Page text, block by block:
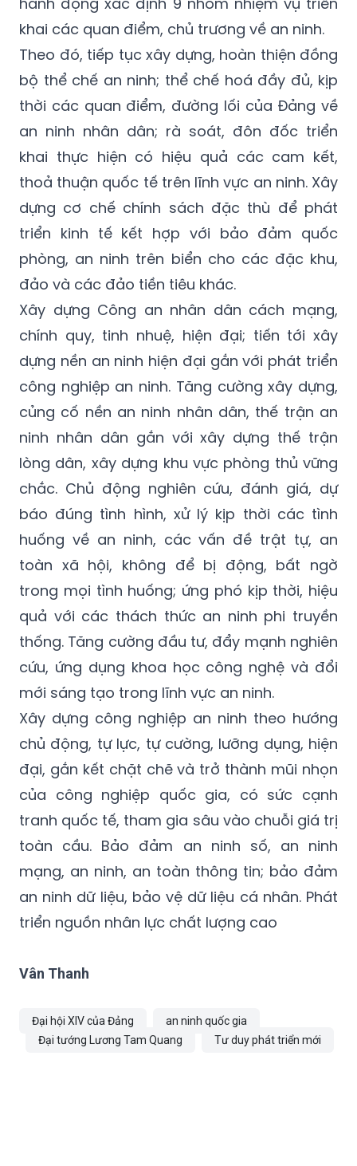
khai các quan điểm, chủ trương về an ninh.
Theo đó, tiếp tục xây dựng, hoàn thiện đồng
bộ thể chế an ninh; thể chế hoá đầy đủ, kịp
thời các quan điểm, đường lối của Đảng về
an ninh nhân dân; rà soát, đôn đốc triển
khai thực hiện có hiệu quả các cam kết,
thoả thuận quốc tế trên lĩnh vực an ninh. Xây
dựng cơ chế chính sách đặc thù để phát
triển kinh tế kết hợp với bảo đảm quốc
phòng, an ninh trên biển cho các đặc khu,
đảo và các đảo tiền tiêu khác.
Xây dựng Công an nhân dân cách mạng,
chính quy, tinh nhuệ, hiện đại; tiến tới xây
dựng nền an ninh hiện đại gắn với phát triển
công nghiệp an ninh. Tăng cường xây dựng,
củng cố nền an ninh nhân dân, thế trận an
ninh nhân dân gắn với xây dựng thế trận
lòng dân, xây dựng khu vực phòng thủ vững
chắc. Chủ động nghiên cứu, đánh giá, dự
báo đúng tình hình, xử lý kịp thời các tình
huống về an ninh, các vấn đề trật tự, an
toàn xã hội, không để bị động, bất ngờ
trong mọi tình huống; ứng phó kịp thời, hiệu
quả với các thách thức an ninh phi truyền
thống. Tăng cường đầu tư, đẩy mạnh nghiên
cứu, ứng dụng khoa học công nghệ và đổi
mới sáng tạo trong lĩnh vực an ninh.
Xây dựng công nghiệp an ninh theo hướng
chủ động, tự lực, tự cường, lưỡng dụng, hiện
đại, gắn kết chặt chẽ và trở thành mũi nhọn
của công nghiệp quốc gia, có sức cạnh
tranh quốc tế, tham gia sâu vào chuỗi giá trị
toàn cầu. Bảo đảm an ninh số, an ninh
mạng, an ninh, an toàn thông tin; bảo đảm
an ninh dữ liệu, bảo vệ dữ liệu cá nhân. Phát
triển nguồn nhân lực chất lượng cao
Vân Thanh
Đại hội XIV của Đảng
an ninh quốc gia
Đại tướng Lương Tam Quang
Tư duy phát triển mới